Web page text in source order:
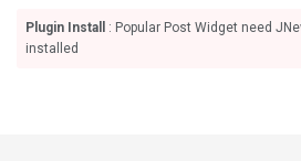
Plugin Install
: Popular Post Widget need
installed